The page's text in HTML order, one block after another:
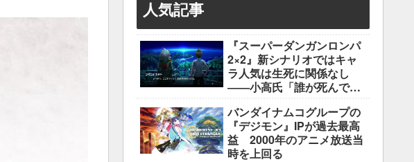
人気記事
『スーパーダンガンロンパ
2×2』新シナリオではキャ
ラ人気は生死に関係なし
――小高氏「誰が死んでも
で」
バンダイナムコグループの
『デジモン』IPが過去最高
益 2000年のアニメ放送当
時を上回る